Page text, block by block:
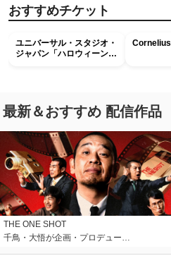
おすすめチケット
ユニバーサル・スタジオ・
ジャパン「ハロウィーン・
Cornelius
最新＆おすすめ 配信作品
THE ONE SHOT
千鳥・大悟が企画・プロデュー…